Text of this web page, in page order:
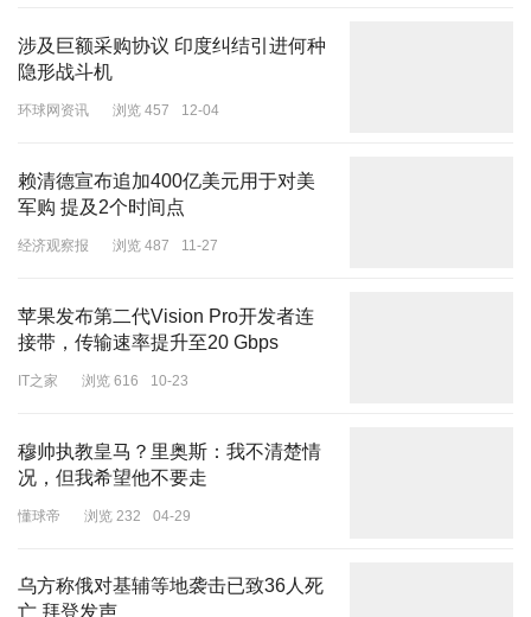
会惊讶于第一次见牛仔裤进入“工服”行列，但宽松轮廓、大口袋设计
及裤脚的精妙设计，让它们看上去既随性又舒适。
工服里的 廓形长/短羽绒服
季24秀场，随意、自在、无拘束。
Burberry经典的Trench风衣，还让人想到了DIOR刚发布的2024秋冬
+一点休闲的反差感结合，轻松carry全场。
涉及巨额采购协议 印度纠结引进何种
隐形战斗机
环球网资讯 浏览 457 12-04
赖清德宣布追加400亿美元用于对美
军购 提及2个时间点
经济观察报 浏览 487 11-27
苹果发布第二代Vision Pro开发者连
接带，传输速率提升至20 Gbps
IT之家 浏览 616 10-23
穆帅执教皇马？里奥斯：我不清楚情
况，但我希望他不要走
懂球帝 浏览 232 04-29
乌方称俄对基辅等地袭击已致36人死
亡 拜登发声